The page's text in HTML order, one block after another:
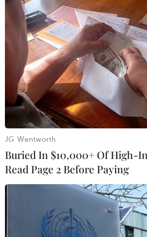
Tại đây trưng bày nhiều khoảnh khắc
từ các đại lễ kỷ niệm lớn như A50 (50
Nam, thống nhất đất nước) và A80
Tháng Tám thành công và Quốc
Anh/Vietnam+)
Một trong các chủ đề phổ biến là hình ảnh
phúc trong thời bình. Trong tranh là cựu
Thanh vượt hàng ngàn cây số trên "chiến
A50. (Ảnh chụp: Minh Anh/
JG Wentworth
Buried In $10,000+ Of High-
Read Page 2 Before Paying